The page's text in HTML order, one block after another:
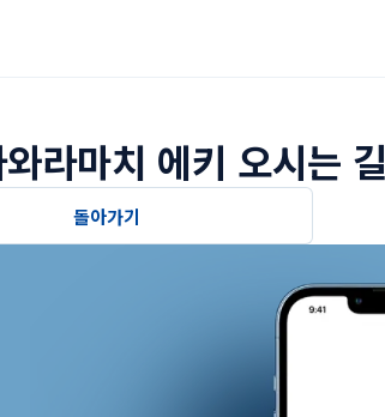
라마치 에키 오시는 길
돌아가기